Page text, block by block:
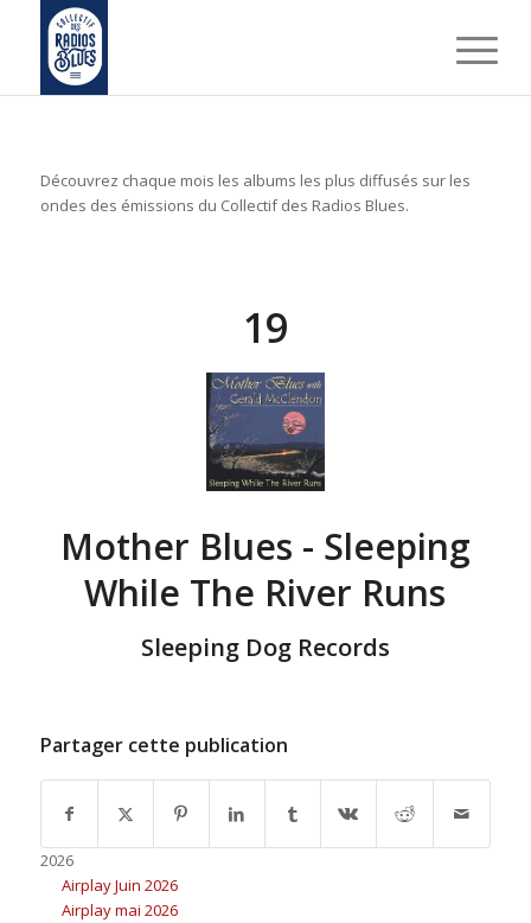
Découvrez chaque mois les albums les plus diffusés sur les
ondes des émissions du Collectif des Radios Blues.
19
Mother Blues - Sleeping
While The River Runs
Sleeping Dog Records
Partager cette publication
2026
Airplay Juin 2026
Airplay mai 2026